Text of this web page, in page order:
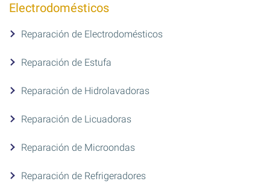
Electrodomésticos
Reparación de Electrodomésticos
Reparación de Estufa
Reparación de Hidrolavadoras
Reparación de Licuadoras
Reparación de Microondas
Reparación de Refrigeradores